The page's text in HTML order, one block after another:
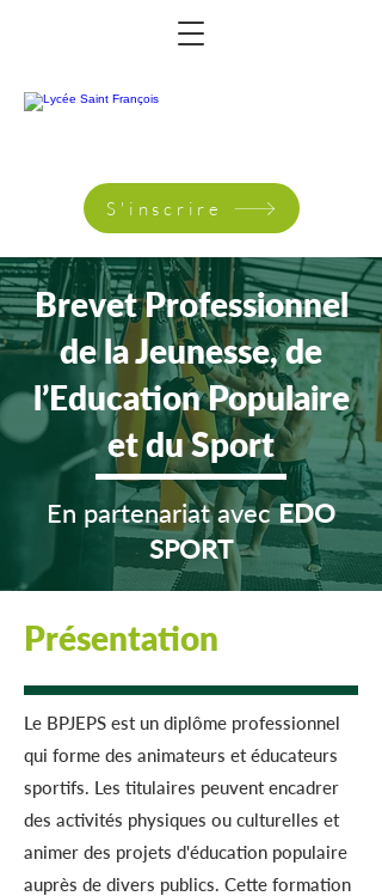
S'inscrire
Brevet Professionnel
de la Jeunesse, de
l’Education Populaire
et du Sport
En partenariat avecEDO
SPORT
Présentation
Le BPJEPS est un diplôme professionnel
qui forme des animateurs et éducateurs
sportifs. Les titulaires peuvent encadrer
des activités physiques ou culturelles et
animer des projets d'éducation populaire
auprès de divers publics. Cette formation